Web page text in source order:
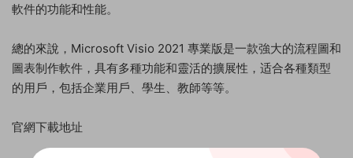
軟件的功能和性能。
總的來說，Microsoft Visio 2021 專業版是一款強大的流程圖和
圖表制作軟件，具有多種功能和靈活的擴展性，适合各種類型
的用戶，包括企業用戶、學生、教師等等。
官網下載地址